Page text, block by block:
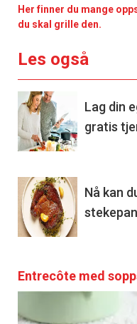
Her finner du mange
du skal grille den.
Les også
Lag din
gratis
Nå kan
Entrecôte med